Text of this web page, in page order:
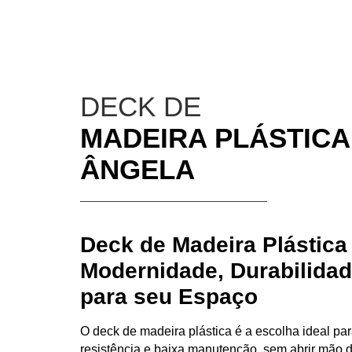
DECK DE
MADEIRA
ÂNGELA
Deck de Madeira Plástica
Modernidade,
para seu Espaço
O deck de madeira plástica é a escolha ideal
resistência e baixa manutenção, sem abrir mão